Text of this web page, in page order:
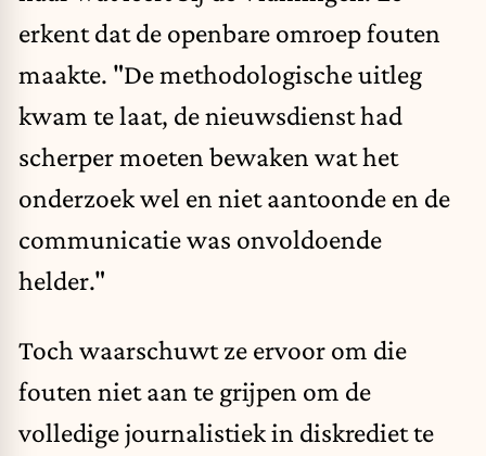
erkent dat de openbare omroep fouten
maakte. "De methodologische uitleg
kwam te laat, de nieuwsdienst had
scherper moeten bewaken wat het
onderzoek wel en niet aantoonde en de
communicatie was onvoldoende
helder."
Toch waarschuwt ze ervoor om die
fouten niet aan te grijpen om de
volledige journalistiek in diskrediet te